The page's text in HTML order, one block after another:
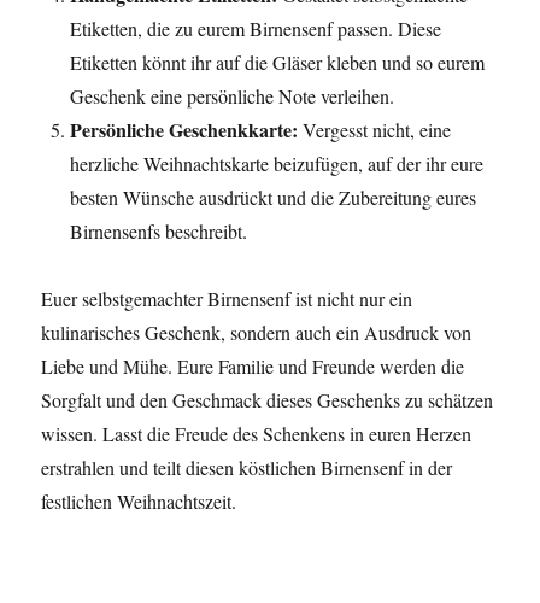
Etiketten, die zu eurem Birnensenf passen. Diese
Etiketten könnt ihr auf die Gläser kleben und so eurem
Geschenk eine persönliche Note verleihen.
Persönliche Geschenkkarte: Vergesst nicht, eine
herzliche Weihnachtskarte beizufügen, auf der ihr eure
besten Wünsche ausdrückt und die Zubereitung eures
Birnensenfs beschreibt.
Euer selbstgemachter Birnensenf ist nicht nur ein
kulinarisches Geschenk, sondern auch ein Ausdruck von
Liebe und Mühe. Eure Familie und Freunde werden die
Sorgfalt und den Geschmack dieses Geschenks zu schätzen
wissen. Lasst die Freude des Schenkens in euren Herzen
erstrahlen und teilt diesen köstlichen Birnensenf in der
festlichen Weihnachtszeit.